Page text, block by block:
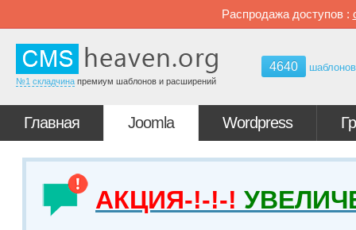
Распродажа доступов :
№1 складчина премиум шаблонов и расширений
4640 шаблонов
Главная Joomla Wordpress
АКЦИЯ-!-!-!